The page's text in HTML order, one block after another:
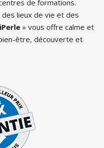
de formations.
lieux de vie et des
» vous offre calme et
être, découverte et